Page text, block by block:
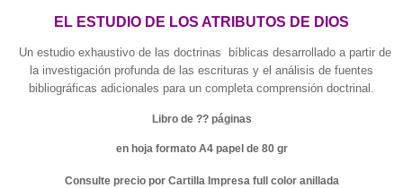
EL ESTUDIO DE LOS ATRIBUTOS DE DIOS
Un estudio exhaustivo de las doctrinas bíblicas desarrollado a partir de
la investigación profunda de las escrituras y el análisis de fuentes
bibliográficas adicionales para un completa comprensión doctrinal.
Libro de ?? páginas
en hoja formato A4 papel de 80 gr
Consulte precio por Cartilla Impresa full color anillada